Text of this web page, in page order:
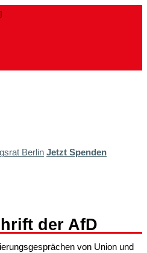
Berlin Jetzt Spenden
der AfD
von Union und